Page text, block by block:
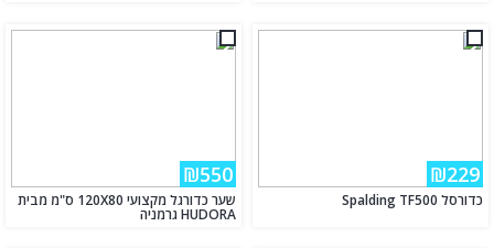
₪229
כדורסל Spalding TF500
₪550
שער כדורגל מקצועי 120X80 ס"מ מבית
HUDORA גרמניה